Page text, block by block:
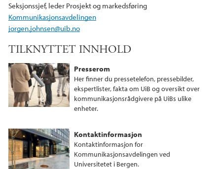
Seksjonssjef, leder Prosjekt og markedsføring
Kommunikasjonsavdelingen
jorgen.johnsen@uib.no
TILKNYTTET INNHOLD
Presserom
Her finner du pressetelefon, pressebilder,
ekspertlister, fakta om UiB og oversikt over
kommunikasjonsrådgivere på UiBs ulike
enheter.
Kontaktinformasjon
Kontaktinformasjon for
Kommunikasjonsavdelingen ved
Universitetet i Bergen.